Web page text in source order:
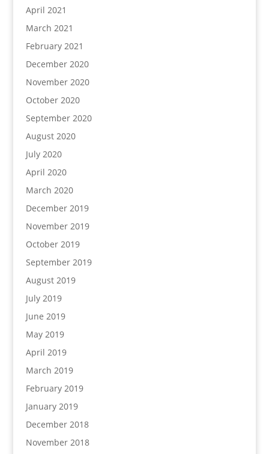
April 2021
March 2021
February 2021
December 2020
November 2020
October 2020
September 2020
August 2020
July 2020
April 2020
March 2020
December 2019
November 2019
October 2019
September 2019
August 2019
July 2019
June 2019
May 2019
April 2019
March 2019
February 2019
January 2019
December 2018
November 2018